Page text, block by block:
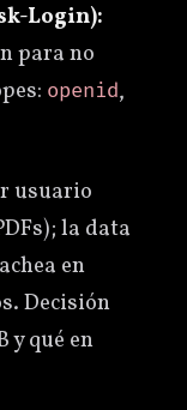
Login):
para no
openid,
usuario
la data
en
Decisión
y qué en